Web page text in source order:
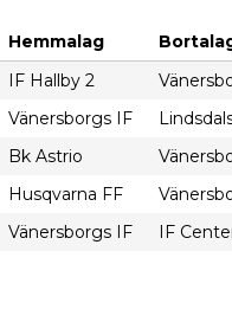
Hemmalag
IF Hallby 2
Vänersborgs IF
Bk Astrio
Husqvarna FF
Vänersborgs IF IF